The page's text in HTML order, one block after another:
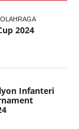
OLAHRAGA
2024
Infanteri